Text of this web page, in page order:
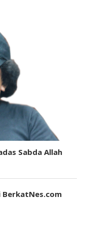
Sabda Allah
BerkatNes.com